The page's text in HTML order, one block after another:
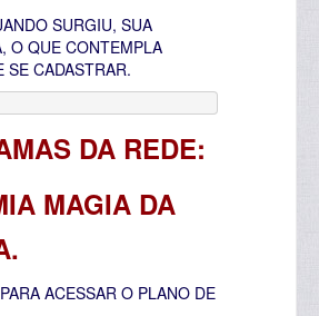
SURGIU, SUA
O QUE CONTEMPLA
SE CADASTRAR.
DA REDE:
MAGIA DA
ACESSAR O PLANO DE